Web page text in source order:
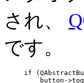
され、
です。
if
button-